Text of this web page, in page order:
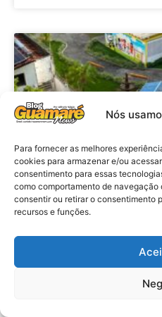
Nós
Para fornecer as melhores
cookies para armazenar e/ou
consentimento para essas
como comportamento de navegação
consentir ou retirar o consentimento
recursos e funções.
Agenda: 10ª
da Casa Durval
nesta quarta-feira